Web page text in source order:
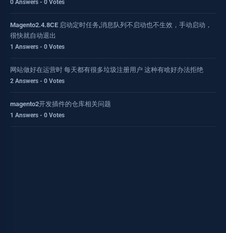
0 Answers - 0 Votes
Magento2.4.8CE 启动定时任务,消息队列不启动也不生效，手动启动，
很快就自动退出
1 Answers - 0 Votes
网站做好在运营时 每天都有很多垃圾注册用户 这种有啥好办法拒绝
2 Answers - 0 Votes
magento2开发插件的仓库相关问题
1 Answers - 0 Votes